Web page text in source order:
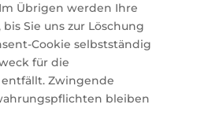
Übrigen werden Ihre
Sie uns zur Löschung
Cookie selbstständig
für die
Zwingende
bleiben